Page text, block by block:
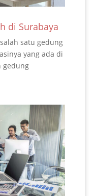
di Surabaya
satu gedung
yang ada di
gedung